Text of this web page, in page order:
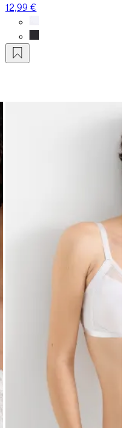
12,99 €